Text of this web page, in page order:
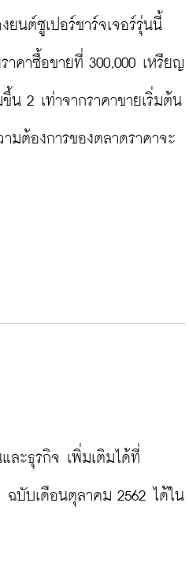
ยนต์ซูเปอร์ชาร์จเจอร์รุ่นนี้
คาซื้อขายที่ 300,000 เหรียญ
น 2 เท่าจากราคาขายเริ่มต้น
มต้องการของตลาดราคาจะ
ละธุรกิจ เพิ่มเติมได้ที่
ฉบับเดือนตุลาคม 2562 ได้ใน